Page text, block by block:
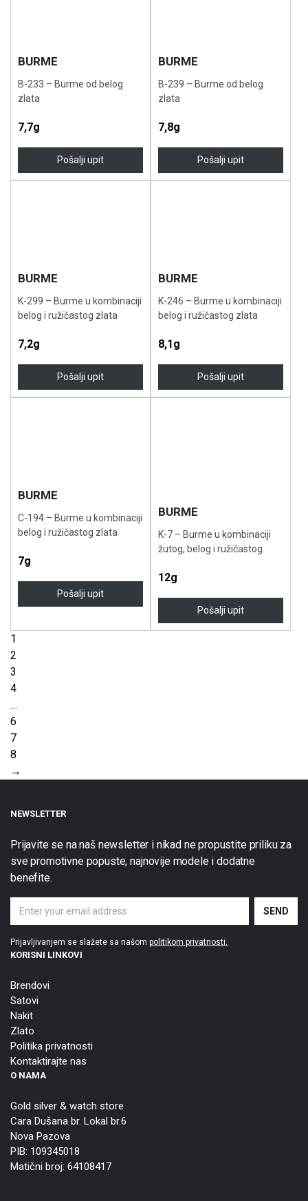
BURME
B-233 – Burme od belog
zlata
7,7g
Pošalji upit
BURME
B-239 – Burme od belog
zlata
7,8g
Pošalji upit
BURME
K-299 – Burme u kombinaciji
belog i ružičastog zlata
7,2g
Pošalji upit
BURME
K-246 – Burme u kombinaciji
belog i ružičastog zlata
8,1g
Pošalji upit
BURME
C-194 – Burme u kombinaciji
belog i ružičastog zlata
7g
Pošalji upit
BURME
K-7 – Burme u kombinaciji
žutog, belog i ružičastog
12g
Pošalji upit
1
2
3
4
…
6
7
8
→
NEWSLETTER
Prijavite se na naš newsletter i nikad ne propustite priliku za
sve promotivne popuste, najnovije modele i dodatne
benefite.
Prijavljivanjem se slažete sa našom politikom privatnosti.
KORISNI LINKOVI
Brendovi
Satovi
Nakit
Zlato
Politika privatnosti
Kontaktirajte nas
O NAMA
Gold silver & watch store
Cara Dušana br. Lokal br.6
Nova Pazova
PIB: 109345018
Matični broj: 64108417